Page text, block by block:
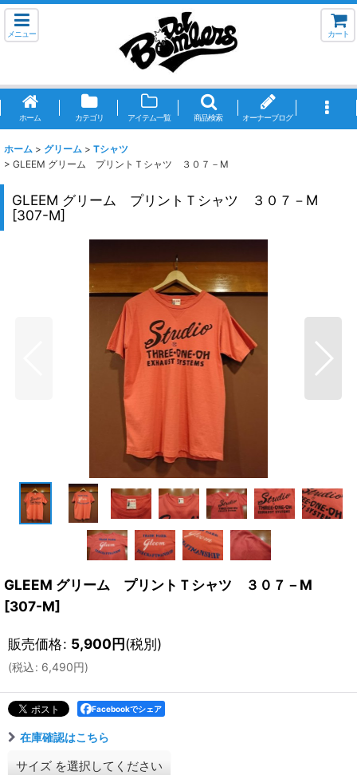
メニュー カート
ホーム カテゴリ アイテム一覧 商品検索 オーナーブログ
ホーム > グリーム > Tシャツ
> GLEEM グリーム プリントＴシャツ ３０７－M
GLEEM グリーム プリントＴシャツ ３０７－M
[307-M]
GLEEM グリーム プリントＴシャツ ３０７－M
[307-M]
販売価格: 5,900円(税別)
(税込: 6,490円)
Facebookでシェア
在庫確認はこちら
サイズ を選択してください